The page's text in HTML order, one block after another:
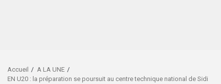
Accueil
A LA UNE
EN U20 : la préparation se poursuit au centre technique national de Sidi